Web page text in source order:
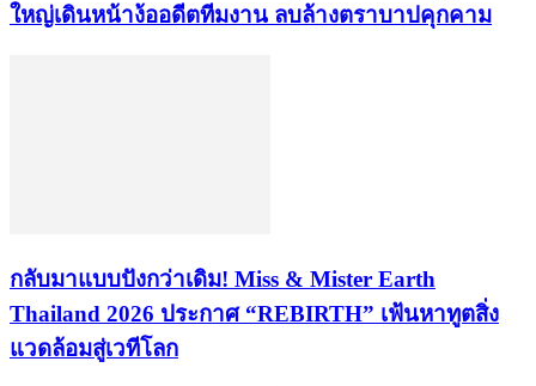
ใหญ่เดินหน้าง้ออดีตทีมงาน ลบล้างตราบาปคุกคาม
กลับมาแบบปังกว่าเดิม! Miss & Mister Earth
Thailand 2026 ประกาศ “REBIRTH” เฟ้นหาทูตสิ่ง
แวดล้อมสู่เวทีโลก